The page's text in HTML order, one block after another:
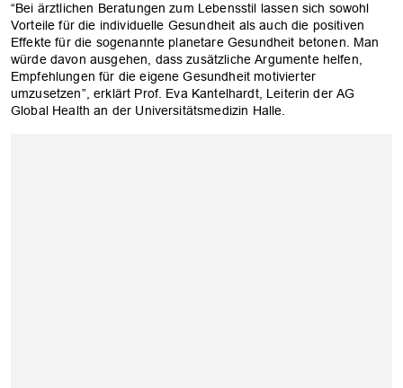
“Bei ärztlichen Beratungen zum Lebensstil lassen sich sowohl
Vorteile für die individuelle Gesundheit als auch die positiven
Effekte für die sogenannte planetare Gesundheit betonen. Man
würde davon ausgehen, dass zusätzliche Argumente helfen,
Empfehlungen für die eigene Gesundheit motivierter
umzusetzen”, erklärt Prof. Eva Kantelhardt, Leiterin der AG
Global Health an der Universitätsmedizin Halle.